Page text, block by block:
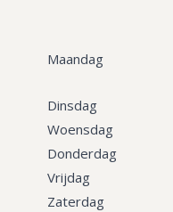
Maandag
Dinsdag
Woensdag
Donderdag
Vrijdag
Zaterdag